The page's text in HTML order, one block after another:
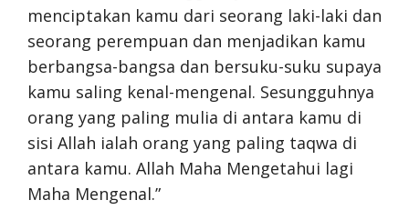
menciptakan kamu dari seorang laki-laki dan
seorang perempuan dan menjadikan kamu
berbangsa-bangsa dan bersuku-suku supaya
kamu saling kenal-mengenal. Sesungguhnya
orang yang paling mulia di antara kamu di
sisi Allah ialah orang yang paling taqwa di
antara kamu. Allah Maha Mengetahui lagi
Maha Mengenal.”